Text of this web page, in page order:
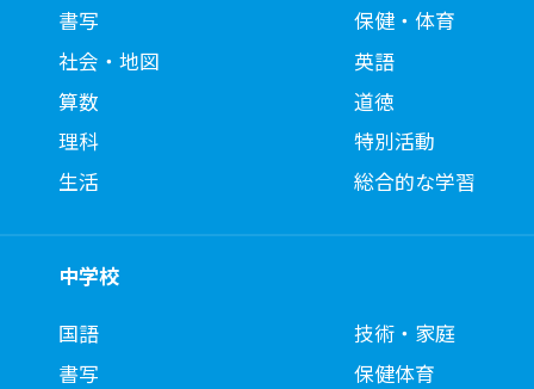
書写
社会・地図
算数
理科
生活
保健・体育
英語
道徳
特別活動
総合的な学習
中学校
国語
書写
技術・家庭
保健体育